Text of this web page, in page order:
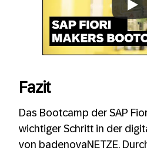
Always allow
Fazit
Das Bootcamp der SAP
wichtiger Schritt in der
von badenovaNETZE.